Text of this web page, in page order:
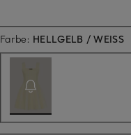
Farbe: HELLGELB / WEISS